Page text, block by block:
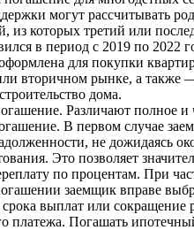
могут рассчитывать
из которых третий или
в период с 2019 по 2022
для покупки
вторичном рынке, а также
дома.
Различают полное и
В первом случае
не дожидаясь
Это позволяет
по процентам. При
заемщик вправе
выплат или сокращение
платежа. Погашать